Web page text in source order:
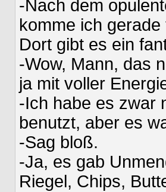
-Nach dem
komme ich
Dort gibt es ein
-Wow, Mann, das
ja mit voller
-Ich habe es zwar
benutzt, aber es
-Sag bloß.
-Ja, es gab
Riegel, Chips,